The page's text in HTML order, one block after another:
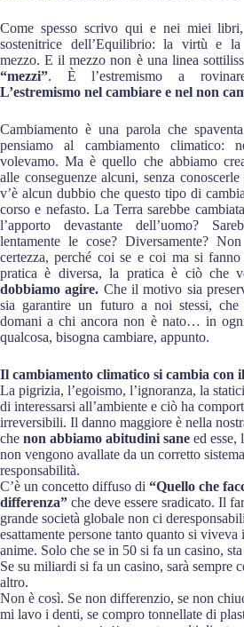
Come spesso scrivo qui e nei miei
sostenitrice dell’Equilibrio: la virtù e
mezzo. E il mezzo non è una linea
“mezzi”. È l’estremismo a
L’estremismo nel cambiare e nel non
Cambiamento è una parola che
pensiamo al cambiamento climatico:
volevamo. Ma è quello che abbiamo
alle conseguenze alcuni, senza
v’è alcun dubbio che questo tipo di
corso e nefasto. La Terra sarebbe
l’apporto devastante dell’uomo?
lentamente le cose? Diversamente?
certezza, perché coi se e coi ma si
pratica è diversa, la pratica è ciò che
dobbiamo agire. Che il motivo sia
sia garantire un futuro a noi stessi,
domani a chi ancora non è nato… in
qualcosa, bisogna cambiare, appunto.
Il cambiamento climatico si cambia con
La pigrizia, l’egoismo, l’ignoranza, la
di interessarsi all’ambiente e ciò ha
irreversibili. Il danno maggiore è nella
che non abbiamo abitudini sane ed esse,
non vengono avallate da un corretto
responsabilità.
C’è un concetto diffuso di “Quello che
differenza” che deve essere sradicato. Il
grande società globale non ci
esattamente persone tanto quanto si
anime. Solo che se in 50 si fa un casino,
Se su miliardi si fa un casino, sarà sempre
altro.
Non è così. Se non differenzio, se non
mi lavo i denti, se compro tonnellate di